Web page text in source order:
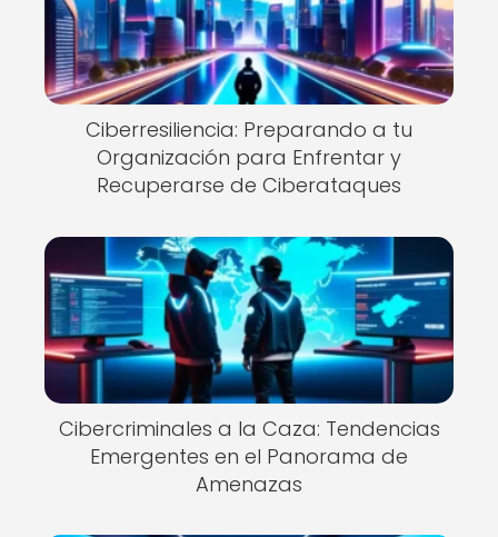
Ciberresiliencia: Preparando a tu
Organización para Enfrentar y
Recuperarse de Ciberataques
Cibercriminales a la Caza: Tendencias
Emergentes en el Panorama de
Amenazas